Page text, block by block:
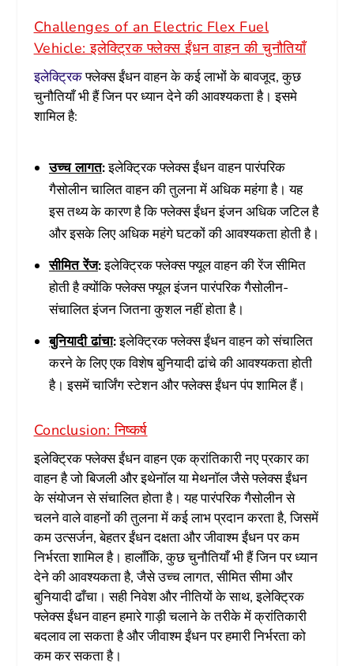
Challenges of an Electric Flex Fuel
Vehicle: इलेक्ट्रिक फ्लेक्स ईंधन वाहन की चुनौतियाँ
इलेक्ट्रिकफ्लेक्स ईंधन वाहन के कई लाभों के बावजूद, कुछ
चुनौतियाँ भी हैं जिन पर ध्यान देने की आवश्यकता है। इसमे
शामिल है:
उच्च लागत:इलेक्ट्रिक फ्लेक्स ईंधन वाहन पारंपरिक
गैसोलीन चालित वाहन की तुलना में अधिक महंगा है। यह
इस तथ्य के कारण है कि फ्लेक्स ईंधन इंजन अधिक जटिल है
और इसके लिए अधिक महंगे घटकों की आवश्यकता होती है।
सीमित रेंज:इलेक्ट्रिक फ्लेक्स फ्यूल वाहन की रेंज सीमित
होती है क्योंकि फ्लेक्स फ्यूल इंजन पारंपरिक गैसोलीन-
संचालित इंजन जितना कुशल नहीं होता है।
बुनियादी ढांचा:इलेक्ट्रिक फ्लेक्स ईंधन वाहन को संचालित
करने के लिए एक विशेष बुनियादी ढांचे की आवश्यकता होती
है। इसमें चार्जिंग स्टेशन और फ्लेक्स ईंधन पंप शामिल हैं।
Conclusion: निष्कर्ष
इलेक्ट्रिक फ्लेक्स ईंधन वाहन एक क्रांतिकारी नए प्रकार का
वाहन है जो बिजली और इथेनॉल या मेथनॉल जैसे फ्लेक्स ईंधन
के संयोजन से संचालित होता है। यह पारंपरिक गैसोलीन से
चलने वाले वाहनों की तुलना में कई लाभ प्रदान करता है, जिसमें
कम उत्सर्जन, बेहतर ईंधन दक्षता और जीवाश्म ईंधन पर कम
निर्भरता शामिल है। हालाँकि, कुछ चुनौतियाँ भी हैं जिन पर ध्यान
देने की आवश्यकता है, जैसे उच्च लागत, सीमित सीमा और
बुनियादी ढाँचा। सही निवेश और नीतियों के साथ, इलेक्ट्रिक
फ्लेक्स ईंधन वाहन हमारे गाड़ी चलाने के तरीके में क्रांतिकारी
बदलाव ला सकता है और जीवाश्म ईंधन पर हमारी निर्भरता को
कम कर सकता है।